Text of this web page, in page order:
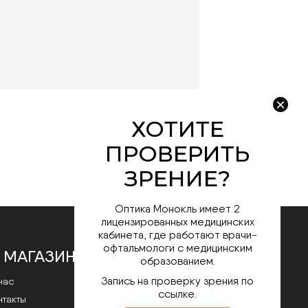
Оптика Монокль имеет 2
лицензированных медицинских
кабинета, где работают врачи-
офтальмологи с медицинским
образованием.
Запись на проверку зрения по
ссылке.